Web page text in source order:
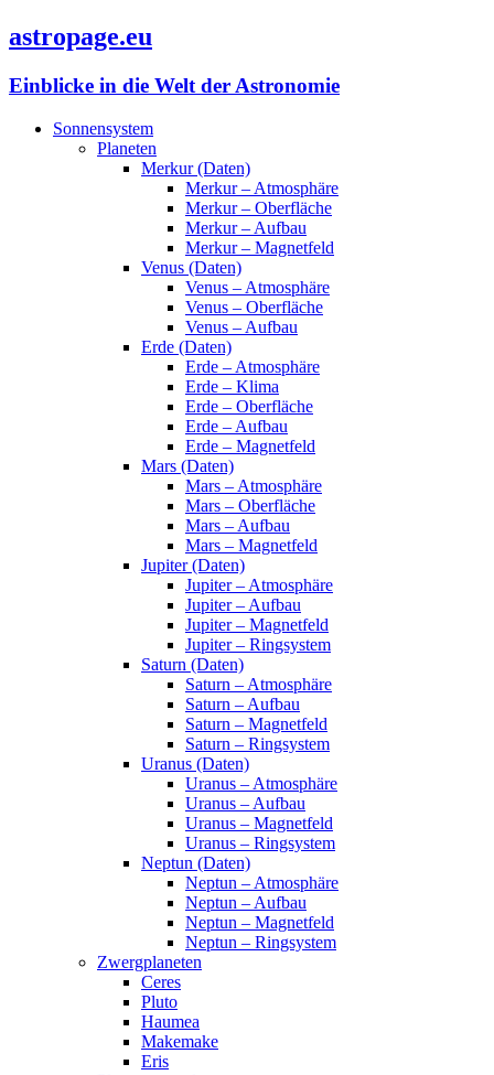
astropage.eu
Einblicke in die Welt der Astronomie
Sonnensystem
Planeten
Merkur (Daten)
Merkur – Atmosphäre
Merkur – Oberfläche
Merkur – Aufbau
Merkur – Magnetfeld
Venus (Daten)
Venus – Atmosphäre
Venus – Oberfläche
Venus – Aufbau
Erde (Daten)
Erde – Atmosphäre
Erde – Klima
Erde – Oberfläche
Erde – Aufbau
Erde – Magnetfeld
Mars (Daten)
Mars – Atmosphäre
Mars – Oberfläche
Mars – Aufbau
Mars – Magnetfeld
Jupiter (Daten)
Jupiter – Atmosphäre
Jupiter – Aufbau
Jupiter – Magnetfeld
Jupiter – Ringsystem
Saturn (Daten)
Saturn – Atmosphäre
Saturn – Aufbau
Saturn – Magnetfeld
Saturn – Ringsystem
Uranus (Daten)
Uranus – Atmosphäre
Uranus – Aufbau
Uranus – Magnetfeld
Uranus – Ringsystem
Neptun (Daten)
Neptun – Atmosphäre
Neptun – Aufbau
Neptun – Magnetfeld
Neptun – Ringsystem
Zwergplaneten
Ceres
Pluto
Haumea
Makemake
Eris